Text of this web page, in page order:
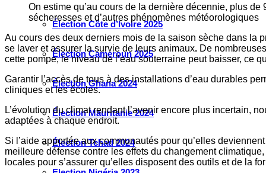
Élection Côte d’Ivoire 2025
Élection Cameroun 2025
Élection Ghana 2024
Élection Mauritanie 2024
Élection Tchad 2024
On estime qu’au cours de la dernière décennie, plus
sécheresses et d’autres phénomènes météorologiques
Au cours des deux derniers mois de la saison sèche dans la
se laver et assurer la survie de leurs animaux. De
cette pompe, le niveau de l’eau souterraine peut baisser, ce
Garantir l’accès de tous à des installations d’eau durables
cliniques et les écoles.
L’évolution du climat rendant l’avenir encore plus incertain,
adaptées à chaque endroit.
Si l’aide apportée aux communautés pour qu’elles
meilleure défense contre les effets du changement
locales pour s’assurer qu’elles disposent des outils et de la